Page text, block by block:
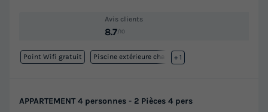
Avis clients
8.7/10
Point Wifi gratuit Piscine extérieure chauffée
+ 1
APPARTEMENT 4 personnes - 2 Pièces 4 pers